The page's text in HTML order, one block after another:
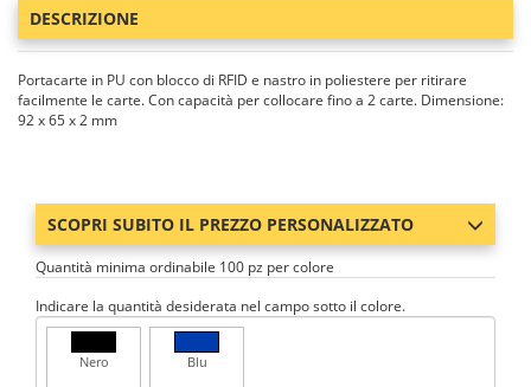
DESCRIZIONE
Portacarte in PU con blocco di RFID e nastro in poliestere per ritirare
facilmente le carte. Con capacità per collocare fino a 2 carte. Dimensione:
92 x 65 x 2 mm
SCOPRI SUBITO IL PREZZO PERSONALIZZATO
Quantità minima ordinabile 100 pz per colore
Indicare la quantità desiderata nel campo sotto il colore.
Nero Blu